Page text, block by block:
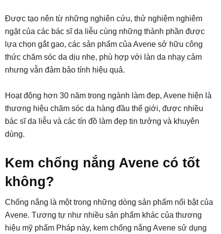
Được tạo nên từ những nghiên cứu, thử nghiệm nghiêm
ngặt của các bác sĩ da liễu cùng những thành phần được
lựa chọn gắt gao, các sản phẩm của Avene sở hữu công
thức chăm sóc da dịu nhẹ, phù hợp với làn da nhạy cảm
nhưng vẫn đảm bảo tính hiệu quả.
Hoạt động hơn 30 năm trong ngành làm đẹp, Avene hiện là
thương hiệu chăm sóc da hàng đầu thế giới, được nhiều
bác sĩ da liễu và các tín đồ làm đẹp tin tưởng và khuyên
dùng.
Kem chống nắng Avene có tốt
không?
Chống nắng là một trong những dòng sản phẩm nổi bật của
Avene. Tương tự như nhiều sản phẩm khác của thương
hiệu mỹ phẩm Pháp này, kem chống nắng Avene sử dụng